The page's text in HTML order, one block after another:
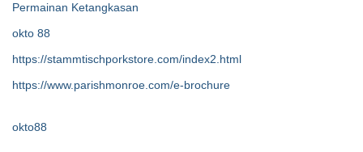
Permainan Ketangkasan
okto 88
https://stammtischporkstore.com/index2.html
https://www.parishmonroe.com/e-brochure
okto88